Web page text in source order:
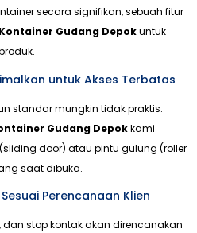
secara signifikan, sebuah fitur
Gudang Depokuntuk
untuk Akses Terbatas
standar mungkin tidak praktis.
Gudang Depokkami
door) atau pintu gulung (roller
saat dibuka.
Perencanaan Klien
dan stop kontak akan direncanakan